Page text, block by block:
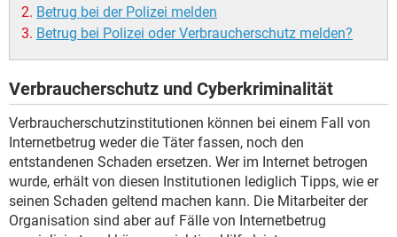
Betrug bei der Polizei melden
Betrug bei Polizei oder Verbraucherschutz melden?
Verbraucherschutz und Cyberkriminalität
Verbraucherschutzinstitutionen können bei einem Fall von
Internetbetrug weder die Täter fassen, noch den
entstandenen Schaden ersetzen. Wer im Internet betrogen
wurde, erhält von diesen Institutionen lediglich Tipps, wie er
seinen Schaden geltend machen kann. Die Mitarbeiter der
Organisation sind aber auf Fälle von Internetbetrug